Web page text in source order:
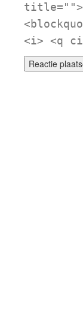
title="">
<i> <q